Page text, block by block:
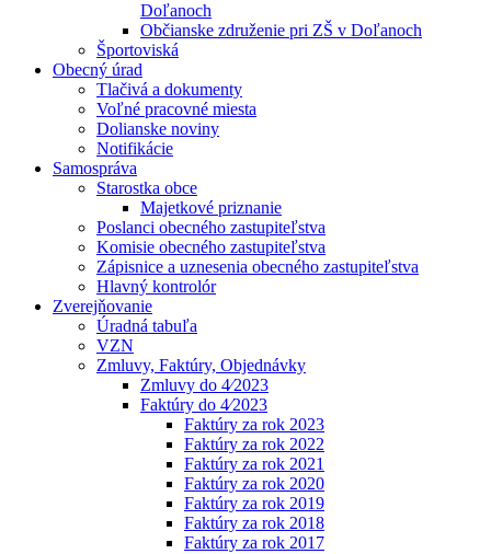
Doľanoch
Občianske združenie pri ZŠ v Doľanoch
Športoviská
Obecný úrad
Tlačivá a dokumenty
Voľné pracovné miesta
Dolianske noviny
Notifikácie
Samospráva
Starostka obce
Majetkové priznanie
Poslanci obecného zastupiteľstva
Komisie obecného zastupiteľstva
Zápisnice a uznesenia obecného zastupiteľstva
Hlavný kontrolór
Zverejňovanie
Úradná tabuľa
VZN
Zmluvy, Faktúry, Objednávky
Zmluvy do 4⁄2023
Faktúry do 4⁄2023
Faktúry za rok 2023
Faktúry za rok 2022
Faktúry za rok 2021
Faktúry za rok 2020
Faktúry za rok 2019
Faktúry za rok 2018
Faktúry za rok 2017